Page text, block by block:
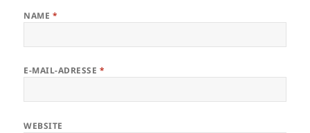
NAME *
E-MAIL-ADRESSE *
WEBSITE